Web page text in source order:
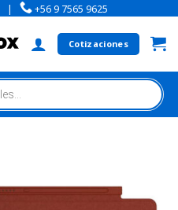
| +56 9 7565 9625
Cotizaciones